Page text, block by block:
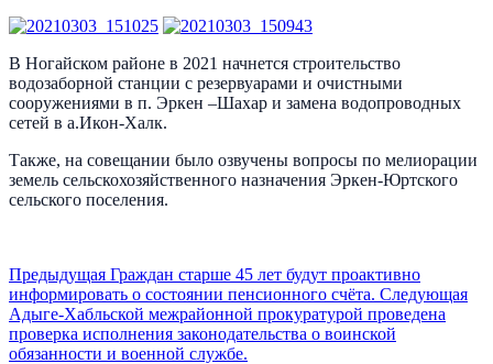
В Ногайском районе в 2021 начнется строительство
водозаборной станции с резервуарами и очистными
сооружениями в п. Эркен –Шахар и замена водопроводных
сетей в а.Икон-Халк.
Также, на совещании было озвучены вопросы по мелиорации
земель сельскохозяйственного назначения Эркен-Юртского
сельского поселения.
Предыдущая Граждан старше 45 лет будут проактивно
информировать о состоянии пенсионного счёта. Следующая
Адыге-Хабльской межрайонной прокуратурой проведена
проверка исполнения законодательства о воинской
обязанности и военной службе.